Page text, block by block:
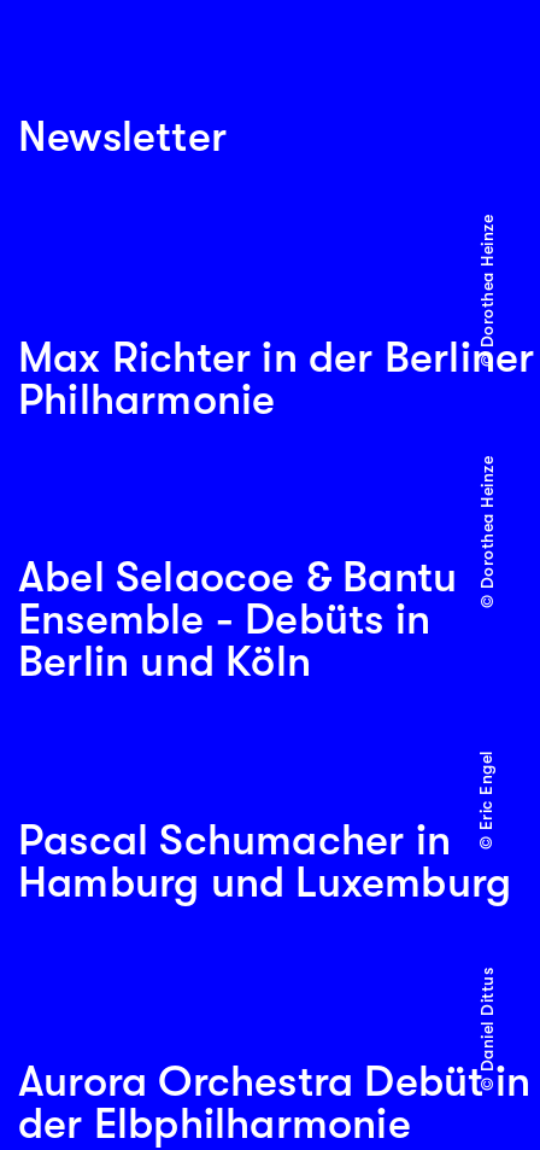
Newsletter
Max Richter in der Berliner
Philharmonie
© Dorothea Heinze
Abel Selaocoe & Bantu
Ensemble - Debüts in
Berlin und Köln
© Dorothea Heinze
Pascal Schumacher in
Hamburg und Luxemburg
© Eric Engel
Aurora Orchestra Debüt in
der Elbphilharmonie
© Daniel Dittus